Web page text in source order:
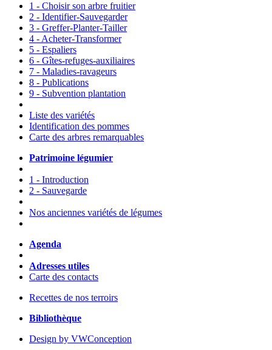
1 - Choisir son arbre fruitier
2 - Identifier-Sauvegarder
3 - Greffer-Planter-Tailler
4 - Acheter-Transformer
5 - Espaliers
6 - Gîtes-refuges-auxiliaires
7 - Maladies-ravageurs
8 - Publications
9 - Subvention plantation
Liste des variétés
Identification des pommes
Carte des arbres remarquables
Patrimoine légumier
1 - Introduction
2 - Sauvegarde
Nos anciennes variétés de légumes
Agenda
Adresses utiles
Carte des contacts
Recettes de nos terroirs
Bibliothèque
Design by VWConception